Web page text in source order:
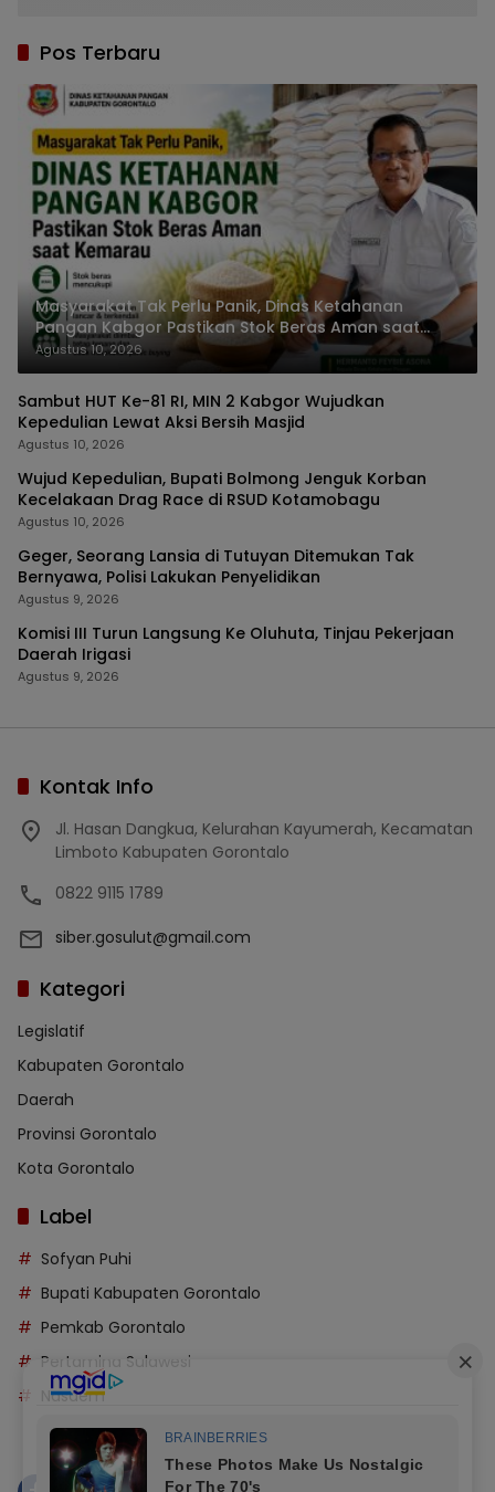
Pos Terbaru
Masyarakat Tak Perlu Panik, Dinas Ketahanan
Pangan Kabgor Pastikan Stok Beras Aman saat
Kemarau
Agustus 10, 2026
Sambut HUT Ke-81 RI, MIN 2 Kabgor Wujudkan
Kepedulian Lewat Aksi Bersih Masjid
Agustus 10, 2026
Wujud Kepedulian, Bupati Bolmong Jenguk Korban
Kecelakaan Drag Race di RSUD Kotamobagu
Agustus 10, 2026
Geger, Seorang Lansia di Tutuyan Ditemukan Tak
Bernyawa, Polisi Lakukan Penyelidikan
Agustus 9, 2026
Komisi III Turun Langsung Ke Oluhuta, Tinjau Pekerjaan
Daerah Irigasi
Agustus 9, 2026
Kontak Info
Jl. Hasan Dangkua, Kelurahan Kayumerah, Kecamatan
Limboto Kabupaten Gorontalo
0822 9115 1789
siber.gosulut@gmail.com
Kategori
Legislatif
Kabupaten Gorontalo
Daerah
Provinsi Gorontalo
Kota Gorontalo
Label
Sofyan Puhi
Bupati Kabupaten Gorontalo
Pemkab Gorontalo
Pertamina Sulawesi
Nasdem